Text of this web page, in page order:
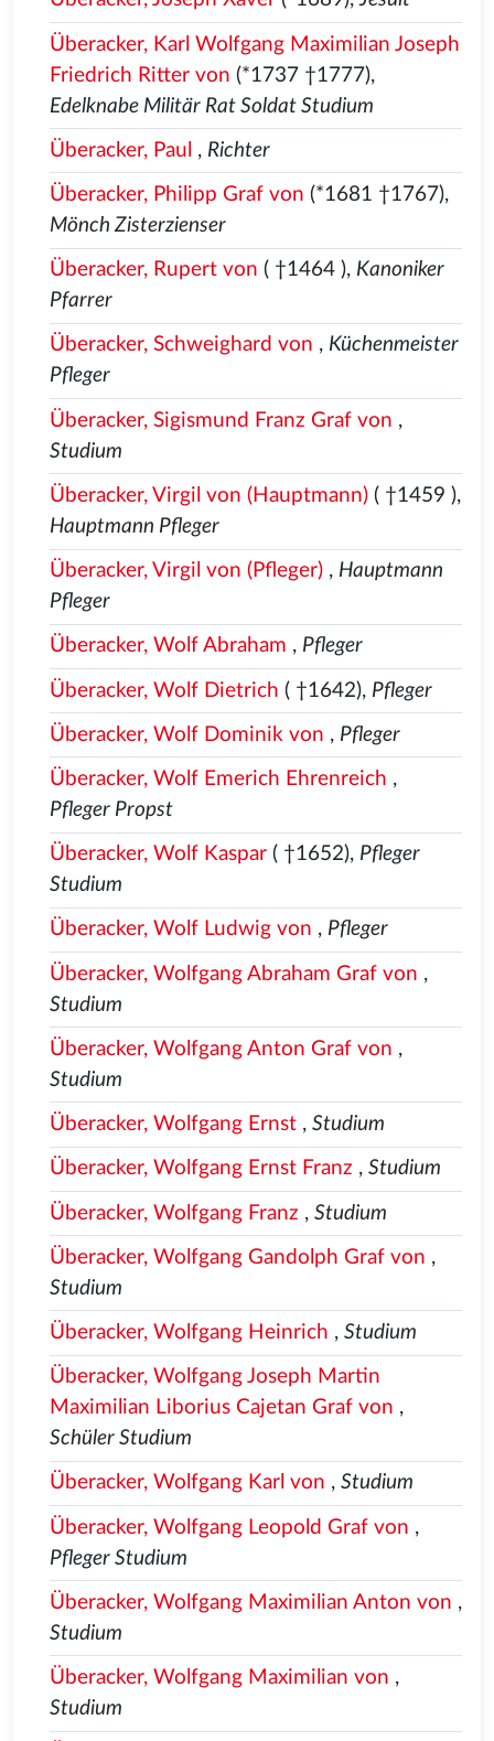
Überacker, Karl Wolfgang Maximilian Joseph
Friedrich Ritter von (*1737 †1777),
Edelknabe Militär Rat Soldat Studium
Überacker, Paul , Richter
Überacker, Philipp Graf von (*1681 †1767),
Mönch Zisterzienser
Überacker, Rupert von ( †1464 ), Kanoniker
Pfarrer
Überacker, Schweighard von , Küchenmeister
Pfleger
Überacker, Sigismund Franz Graf von ,
Studium
Überacker, Virgil von (Hauptmann)( †1459 ),
Hauptmann Pfleger
Überacker, Virgil von (Pfleger), Hauptmann
Pfleger
Überacker, Wolf Abraham , Pfleger
Überacker, Wolf Dietrich ( †1642), Pfleger
Überacker, Wolf Dominik von , Pfleger
Überacker, Wolf Emerich Ehrenreich ,
Pfleger Propst
Überacker, Wolf Kaspar( †1652), Pfleger
Studium
Überacker, Wolf Ludwig von , Pfleger
Überacker, Wolfgang Abraham Graf von ,
Studium
Überacker, Wolfgang Anton Graf von ,
Studium
Überacker, Wolfgang Ernst, Studium
Überacker, Wolfgang Ernst Franz , Studium
Überacker, Wolfgang Franz , Studium
Überacker, Wolfgang Gandolph Graf von ,
Studium
Überacker, Wolfgang Heinrich , Studium
Überacker, Wolfgang Joseph Martin
Maximilian Liborius Cajetan Graf von ,
Schüler Studium
Überacker, Wolfgang Karl von , Studium
Überacker, Wolfgang Leopold Graf von ,
Pfleger Studium
Überacker, Wolfgang Maximilian Anton von ,
Studium
Überacker, Wolfgang Maximilian von ,
Studium